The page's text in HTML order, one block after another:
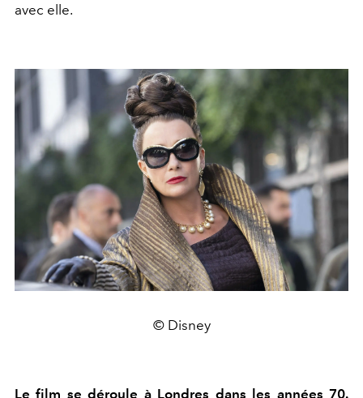
avec elle.
© Disney
Le film se déroule à Londres dans les années 70.